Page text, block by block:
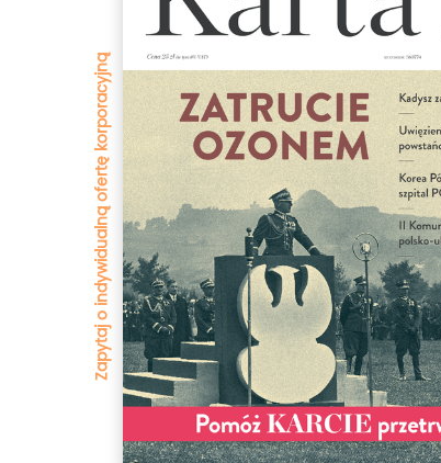
Zapytaj o indywidualną ofertę korporacyjną